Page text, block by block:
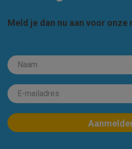
Meld je dan nu aan voor onze